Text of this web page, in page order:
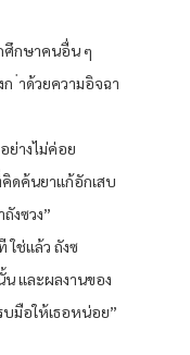
ศึกษาคนอื่น ๆ
ก ่าด้วยความอิจฉา
ย่างไม่ค่อย
ดค้นยาแก้อักเสบ
งซวง”
ใช่แล้ว ถังซ
และผลงานของ
มือให้เธอหน่อย”